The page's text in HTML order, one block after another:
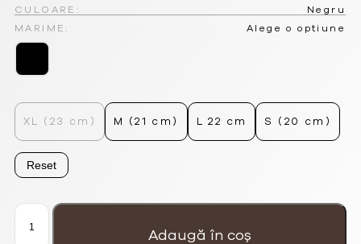
CULOARE:
Negru
MARIME:
Alege o optiune
XL (23 cm) M (21 cm) L 22 cm S (20 cm)
Reset
Cantitate
bărbați Adaugă în coș